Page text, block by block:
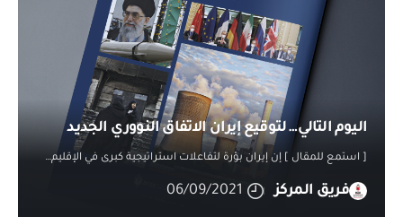
اليوم التالي… لتوقيع إيران الاتفاق النووري الجديد
[ استمع للمقال ] إن إيران بؤرة لتفاعلات استراتيجية كبرى في الإقليم…
فريق المركز 06/09/2021